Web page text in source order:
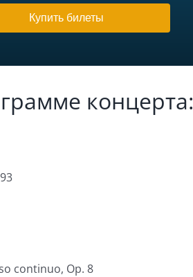
Купить билеты
концерта:
continuo, Op. 8